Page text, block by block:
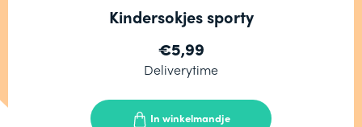
Kindersokjes sporty
€5,99
Deliverytime
In winkelmandje